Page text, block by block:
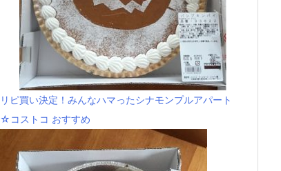
リピ買い決定！みんなハマったシナモンプルアパート
☆コストコ おすすめ